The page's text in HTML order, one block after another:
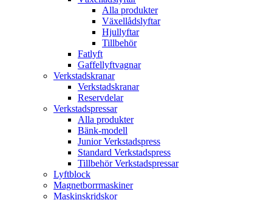
Alla produkter
Växellådslyftar
Hjullyftar
Tillbehör
Fatlyft
Gaffellyftvagnar
Verkstadskranar
Verkstadskranar
Reservdelar
Verkstadspressar
Alla produkter
Bänk-modell
Junior Verkstadspress
Standard Verkstadspress
Tillbehör Verkstadspressar
Lyftblock
Magnetborrmaskiner
Maskinskridskor